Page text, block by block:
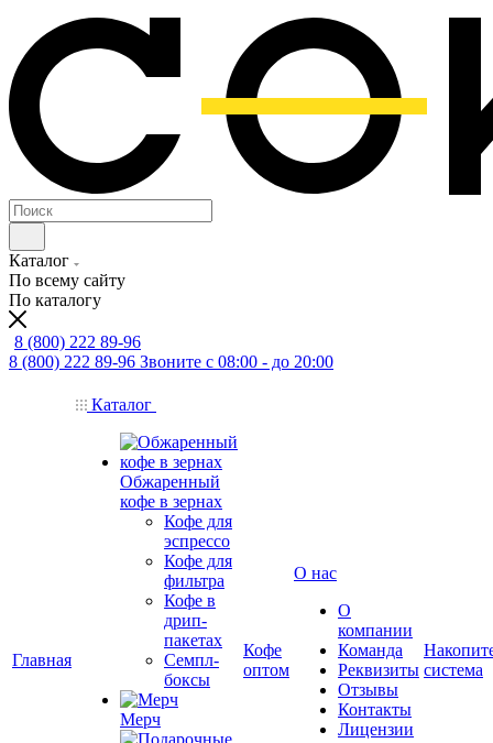
Каталог
По всему сайту
По каталогу
8 (800) 222 89-96
8 (800) 222 89-96 Звоните с 08:00 - до 20:00
Главная
Каталог
Обжаренный
кофе в зернах
Кофе для
эспрессо
Кофе для
фильтра
Кофе в
дрип-
пакетах
Семпл-
боксы
Мерч
Кофе
оптом
О нас
О
компании
Команда
Реквизиты
Отзывы
Контакты
Лицензии
система